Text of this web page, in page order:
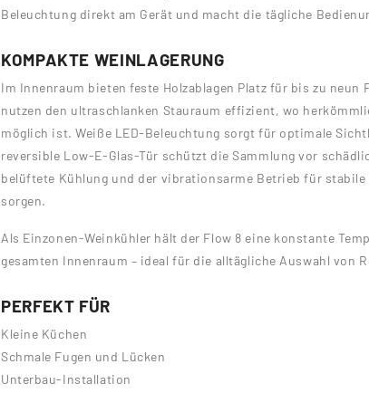
Beleuchtung direkt am Gerät und macht die tägliche
KOMPAKTE WEINLAGERUNG
Im Innenraum bieten feste Holzablagen Platz für bis zu
nutzen den ultraschlanken Stauraum effizient, wo
möglich ist. Weiße LED-Beleuchtung sorgt für optimale
reversible Low-E-Glas-Tür schützt die Sammlung vor
belüftete Kühlung und der vibrationsarme Betrieb für stabile
sorgen.
Als Einzonen-Weinkühler hält der Flow 8 eine konstante
gesamten Innenraum – ideal für die alltägliche Auswahl von
PERFEKT FÜR
Kleine Küchen
Schmale Fugen und Lücken
Unterbau-Installation